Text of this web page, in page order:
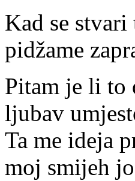
Kad se stvari
pidžame
Pitam je li to
ljubav
Ta me ideja
moj smijeh